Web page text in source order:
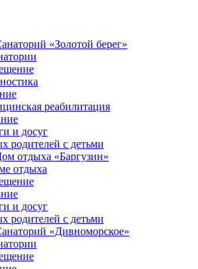
«Золотой берег»
реабилитация
и досуг
родителей с детьми
отдыха «Баргузин»
отдыха
и досуг
родителей с детьми
«Дивноморское»